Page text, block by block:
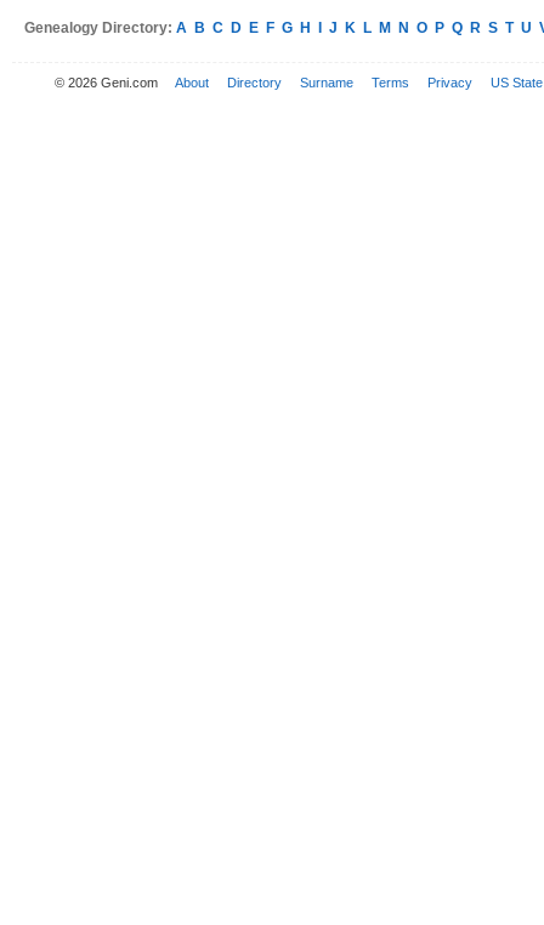
Genealogy Directory: A B C D E F G H J K L M N O P Q R S T U
© 2026 Geni.com About Directory Surname Terms Privacy US